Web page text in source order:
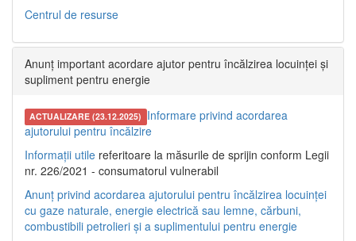
Centrul de resurse
Anunț important acordare ajutor pentru încălzirea locuinței și
supliment pentru energie
ACTUALIZARE (23.12.2025) Informare privind acordarea
ajutorului pentru încălzire
Informații utile referitoare la măsurile de sprijin conform Legii
nr. 226/2021 - consumatorul vulnerabil
Anunț privind acordarea ajutorului pentru încălzirea locuinței
cu gaze naturale, energie electrică sau lemne, cărbuni,
combustibili petrolieri și a suplimentului pentru energie